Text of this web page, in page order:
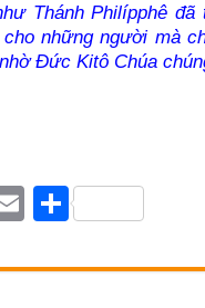
Thánh Philípphê đã
những người mà
Đức Kitô Chúa
E
ail
S
ar